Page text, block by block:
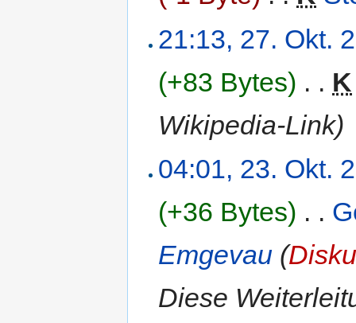
21:13, 27. Okt.
(+83 Bytes) . . K
Wikipedia-Link)
04:01, 23. Okt.
(+36 Bytes) . .
Emgevau (
Diese